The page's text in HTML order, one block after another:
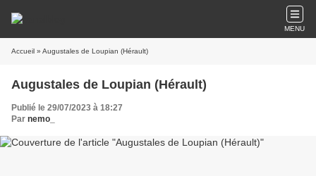
MENU
Accueil » Augustales de Loupian (Hérault)
Augustales de Loupian (Hérault)
Publié le 29/07/2023 à 18:27
Par nemo_